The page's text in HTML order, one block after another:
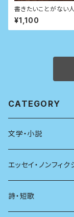
書きたいことがない
日記入門 (星海社新
¥1,100
CATEGORY
文学・小説
日本
海外
エッセイ・ノンフィク
エッセイ
詩・短歌